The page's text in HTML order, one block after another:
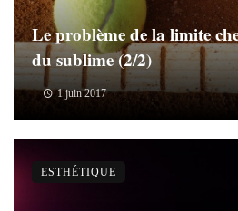
Le problème de la limite
du sublime (2/2)
1 juin 2017
ESTHÉTIQUE